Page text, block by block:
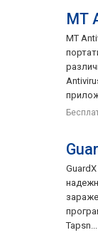
MT
MT
Tapsn...